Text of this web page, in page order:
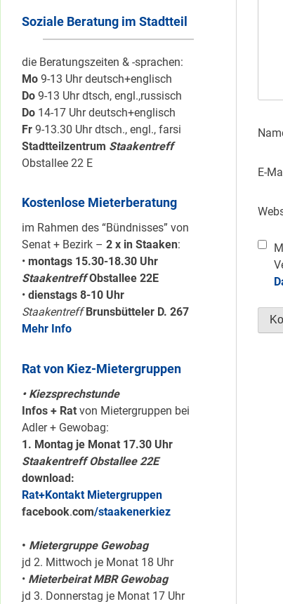
E-
Soziale Beratung im Stadtteil
die Beratungszeiten & -sprachen:
Mo 9-13 Uhr deutsch+englisch
Do 9-13 Uhr dtsch, engl.,russisch
Do 14-17 Uhr deutsch+englisch
Fr 9-13.30 Uhr dtsch., engl., farsi
Stadtteilzentrum Staakentreff
Obstallee 22 E
Kostenlose Mieterberatung
im Rahmen des “Bündnisses” von
Senat + Bezirk – 2 x in Staaken:
• montags 15.30-18.30 Uhr
Staakentreff Obstallee 22E
• dienstags 8-10 Uhr
Staakentreff Brunsbütteler D. 267
Mehr Info
Rat von Kiez-Mietergruppen
• Kiezsprechstunde
Infos + Rat von Mietergruppen bei
Adler + Gewobag:
1. Montag je Monat 17.30 Uhr
Staakentreff Obstallee 22E
download:
Rat+Kontakt Mietergruppen
facebook.com/staakenerkiez
• Mietergruppe Gewobag
jd 2. Mittwoch je Monat 18 Uhr
• Mieterbeirat MBR Gewobag
jd 3. Donnerstag je Monat 17 Uhr